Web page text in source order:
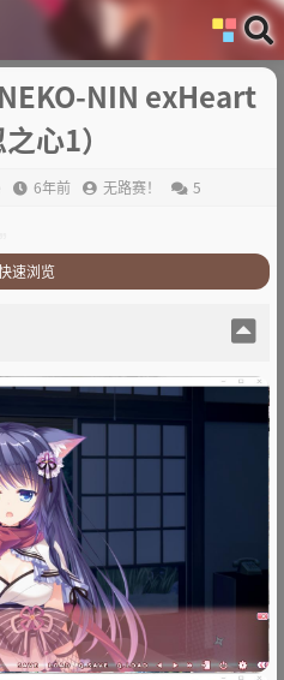
NIN exHeart
之心1）
6年前 无路赛！ 5
速浏览